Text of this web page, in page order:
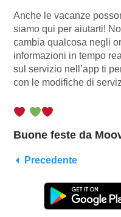
Anche le vacanze
siamo qui per aiutarti!
cambia qualcosa negli
informazioni in tempo
sul servizio nell’app ti
con le modifiche di
Buone feste da
Precedente